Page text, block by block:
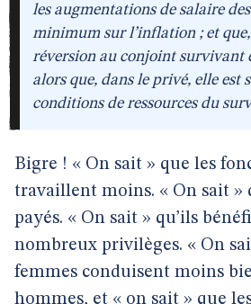
les augmentations de salaire
minimum sur l’inflation ; et
réversion au conjoint survivant
alors que, dans le privé, elle est
conditions de ressources du
Bigre ! « On sait » que les
travaillent moins. « On sait »
payés. « On sait » qu’ils
nombreux privilèges. « On
femmes conduisent moins
hommes, et « on sait » que